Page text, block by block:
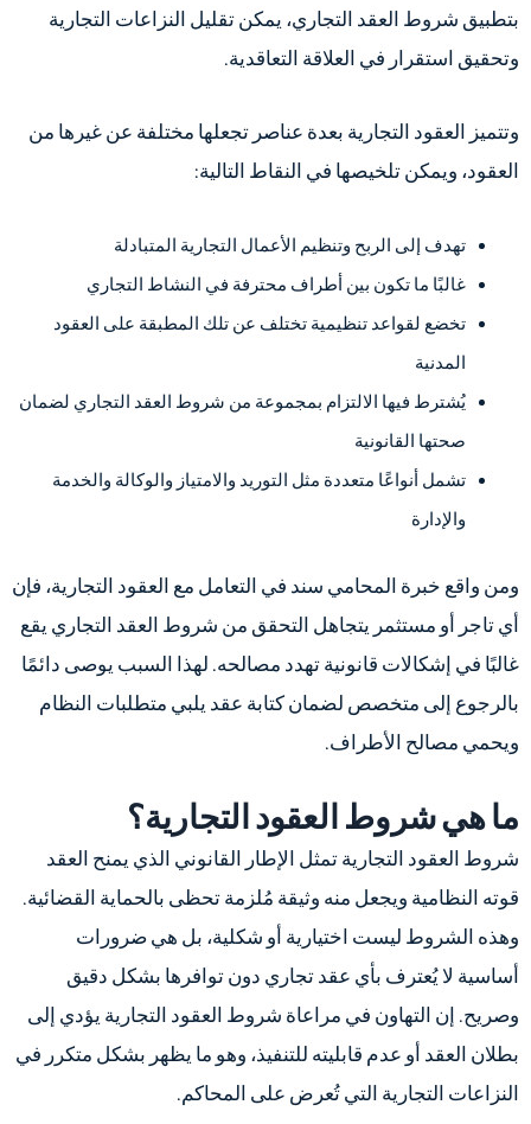
بتطبيق شروط العقد التجاري، يمكن تقليل النزاعات التجارية
وتحقيق استقرار في العلاقة التعاقدية.
وتتميز العقود التجارية بعدة عناصر تجعلها مختلفة عن غيرها من
العقود، ويمكن تلخيصها في النقاط التالية:
تهدف إلى الربح وتنظيم الأعمال التجارية المتبادلة
غالبًا ما تكون بين أطراف محترفة في النشاط التجاري
تخضع لقواعد تنظيمية تختلف عن تلك المطبقة على العقود
المدنية
يُشترط فيها الالتزام بمجموعة من شروط العقد التجاري لضمان
صحتها القانونية
تشمل أنواعًا متعددة مثل التوريد والامتياز والوكالة والخدمة
والإدارة
ومن واقع خبرة المحامي سند في التعامل مع العقود التجارية، فإن
أي تاجر أو مستثمر يتجاهل التحقق من شروط العقد التجاري يقع
غالبًا في إشكالات قانونية تهدد مصالحه. لهذا السبب يوصى دائمًا
بالرجوع إلى متخصص لضمان كتابة عقد يلبي متطلبات النظام
ويحمي مصالح الأطراف.
ما هي شروط العقود التجارية؟
شروط العقود التجارية تمثل الإطار القانوني الذي يمنح العقد
قوته النظامية ويجعل منه وثيقة مُلزمة تحظى بالحماية القضائية.
وهذه الشروط ليست اختيارية أو شكلية، بل هي ضرورات
أساسية لا يُعترف بأي عقد تجاري دون توافرها بشكل دقيق
وصريح. إن التهاون في مراعاة شروط العقود التجارية يؤدي إلى
بطلان العقد أو عدم قابليته للتنفيذ، وهو ما يظهر بشكل متكرر في
النزاعات التجارية التي تُعرض على المحاكم.